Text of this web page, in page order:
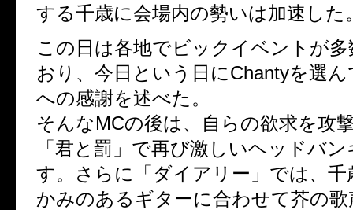
する千歳に会場内の勢いは加速した
この日は各地でビックイベントが
おり、今日という日にChantyを選
への感謝を述べた。
そんなMCの後は、自らの欲求を攻
「君と罰」で再び激しいヘッドバ
す。さらに「ダイアリー」では、千
かみのあるギターに合わせて芥の